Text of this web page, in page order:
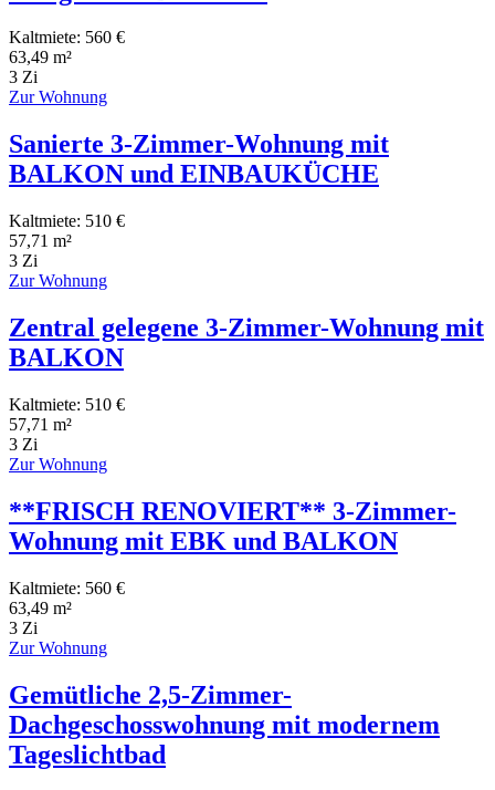
Kaltmiete: 560 €
63,49 m²
3 Zi
Zur Wohnung
Sanierte 3-Zimmer-Wohnung mit
BALKON und EINBAUKÜCHE
Kaltmiete: 510 €
57,71 m²
3 Zi
Zur Wohnung
Zentral gelegene 3-Zimmer-Wohnung mit
BALKON
Kaltmiete: 510 €
57,71 m²
3 Zi
Zur Wohnung
**FRISCH RENOVIERT** 3-Zimmer-
Wohnung mit EBK und BALKON
Kaltmiete: 560 €
63,49 m²
3 Zi
Zur Wohnung
Gemütliche 2,5-Zimmer-
Dachgeschosswohnung mit modernem
Tageslichtbad